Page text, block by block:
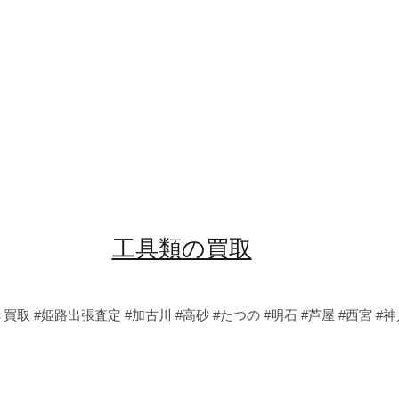
工具類の買取
取 #姫路出張査定 #加古川 #高砂 #たつの #明石 #芦屋 #西宮 #神